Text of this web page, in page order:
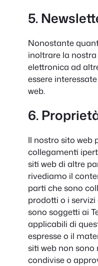
5.
Nonostante
inoltrare la
elettronica ad
essere
web.
6.
Il nostro sito web
collegamenti
siti web di altre
rivediamo il
parti che sono
prodotti o i
sono soggetti ai
applicabili di
espresse o il
siti web non
condivise o